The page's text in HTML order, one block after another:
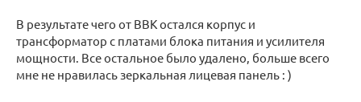
В результате чего от ВВК остался корпус и
трансформатор с платами блока питания и усилителя
мощности. Все остальное было удалено, больше всего
мне не нравилась зеркальная лицевая панель : )